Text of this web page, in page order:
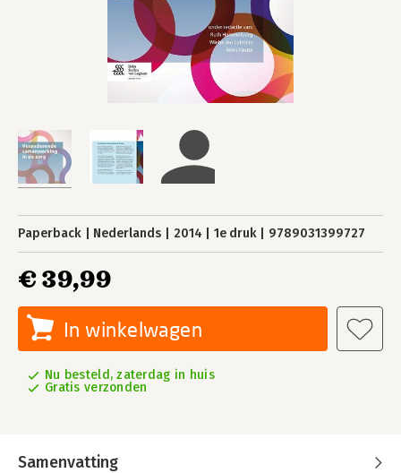
Paperback Nederlands 2014 1e druk 9789031399727
€ 39,99
In winkelwagen
Nu besteld, zaterdag in huis
Gratis verzonden
Samenvatting